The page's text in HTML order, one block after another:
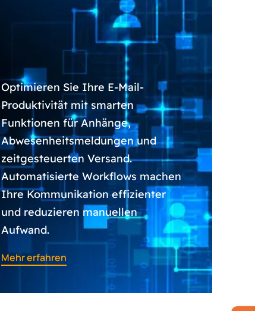
Optimieren Sie Ihre E-Mail-
Produktivität mit smarten
Funktionen für Anhänge,
Abwesenheitsmeldungen und
zeitgesteuerten Versand.
Automatisierte Workflows machen
Ihre Kommunikation effizienter
und reduzieren manuellen
Aufwand.
Mehr erfahren